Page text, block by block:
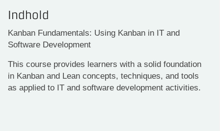
Indhold
Kanban Fundamentals: Using Kanban in IT and
Software Development
This course provides learners with a solid foundation
in Kanban and Lean concepts, techniques, and tools
as applied to IT and software development activities.